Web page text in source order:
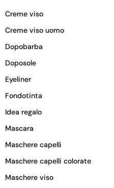
Creme viso
Creme viso uomo
Dopobarba
Doposole
Eyeliner
Fondotinta
Idea regalo
Mascara
Maschere capelli
Maschere capelli colorate
Maschere viso